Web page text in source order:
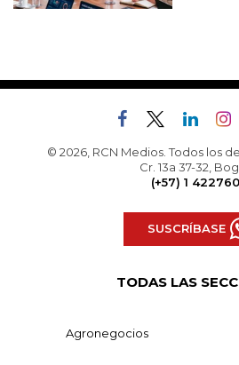
© 2026, RCN Medios. Todos los
Cr. 13a 37-32,
(+57) 1
SUSCRÍBASE
TODAS LAS
Agronegocios